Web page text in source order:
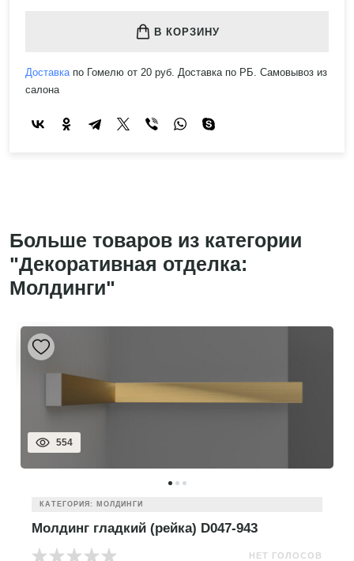
В КОРЗИНУ
Доставкапо Гомелю от 20 руб. Доставка по РБ. Самовывоз из
салона
Больше товаров из категории
"Декоративная отделка:
Молдинги"
554
КАТЕГОРИЯ: МОЛДИНГИ
Молдинг гладкий (рейка) D047-943
НЕТ ГОЛОСОВ